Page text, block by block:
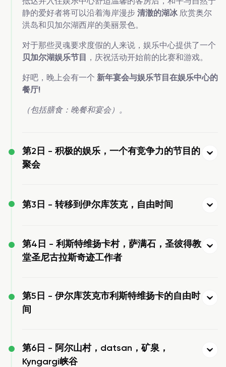
静的爱好者将可以沿着海岸漫步 清澈的湖冰 欣赏奥尔
洪岛和贝加尔湖西岸的美丽景色。
对于那些灵魂要求度假的人来说，娱乐中心提供了一个
贝加尔湖娱乐节目 ，庆祝活动开始前的比赛和游戏。
好吧，晚上会有一个 新年宴会与娱乐节目在娱乐中心的
餐厅!
（包括膳食：晚餐和宴会）。
第2日 - 积极的娱乐，一个有竞争力的节目的
聚会
第3日 - 转移到伊尔库茨克，自由时间
第4日 -利斯特维扬卡村，萨满石，圣彼得教
堂圣尼古拉斯奇迹工作者
第5日 - 伊尔库茨克市利斯特维扬卡的自由时
间
第6日 - 阿尔山村，datsan，矿泉，
Kyngargi峡谷